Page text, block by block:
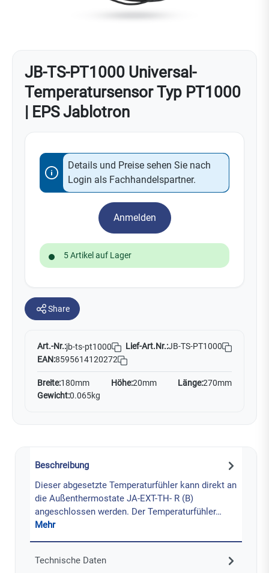
JB-TS-PT1000 Universal-
Temperatursensor Typ PT1000
| EPS Jablotron
Details und Preise sehen Sie nach
Login als Fachhandelspartner.
Anmelden
5 Artikel auf Lager
Share
Art.-Nr.:jb-ts-pt1000 Lief-Art.Nr.:JB-TS-PT1000
EAN:8595614120272
Breite:180mm Höhe:20mm Länge:270mm
Gewicht:0.065kg
Beschreibung
Dieser abgesetzte Temperaturfühler kann direkt an
die Außenthermostate JA-EXT-TH- R (B)
angeschlossen werden. Der Temperaturfühler…
Mehr
Technische Daten